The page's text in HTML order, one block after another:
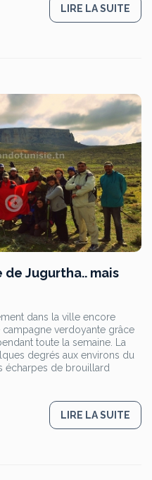
LIRE LA SUITE
de Jugurtha.. mais
dans la ville encore
verdoyante grâce
toute la semaine. La
degrés aux environs du
écharpes de brouillard
LIRE LA SUITE